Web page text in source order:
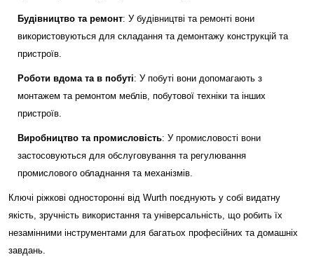
Будівництво та ремонт: У будівництві та ремонті вони
використовуються для складання та демонтажу конструкцій та
пристроїв.
Роботи вдома та в побуті: У побуті вони допомагають з
монтажем та ремонтом меблів, побутової техніки та інших
пристроїв.
Виробництво та промисловість: У промисловості вони
застосовуються для обслуговування та регулювання
промислового обладнання та механізмів.
Ключі ріжкові односторонні від Wurth поєднують у собі видатну
якість, зручність використання та універсальність, що робить їх
незамінними інструментами для багатьох професійних та домашніх
завдань.